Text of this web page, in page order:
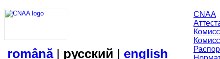
CNAA
română| русский | english